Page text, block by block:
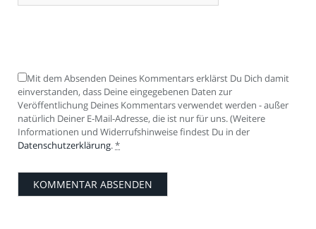
Mit dem Absenden Deines Kommentars erklärst Du Dich damit
einverstanden, dass Deine eingegebenen Daten zur
Veröffentlichung Deines Kommentars verwendet werden - außer
natürlich Deiner E-Mail-Adresse, die ist nur für uns. (Weitere
Informationen und Widerrufshinweise findest Du in der
Datenschutzerklärung.*